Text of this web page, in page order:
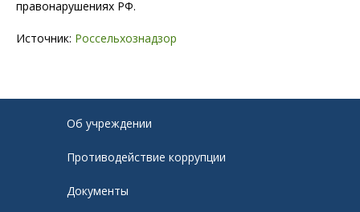
правонарушениях РФ.
Источник: Россельхознадзор
Об учреждении
Противодействие коррупции
Документы